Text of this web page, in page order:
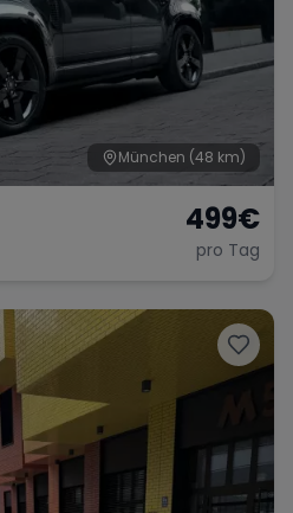
München (48 km)
499€
pro Tag